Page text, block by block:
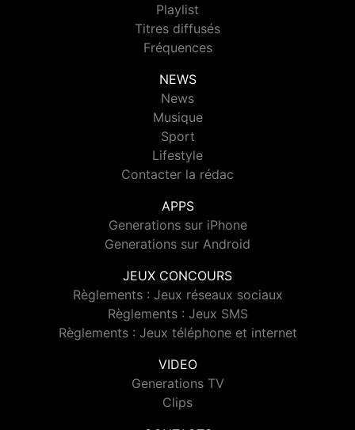
Playlist
Titres diffusés
Fréquences
NEWS
News
Musique
Sport
Lifestyle
Contacter la rédac
APPS
Generations sur iPhone
Generations sur Android
JEUX CONCOURS
Règlements : Jeux réseaux sociaux
Règlements : Jeux SMS
Règlements : Jeux téléphone et internet
VIDEO
Generations TV
Clips